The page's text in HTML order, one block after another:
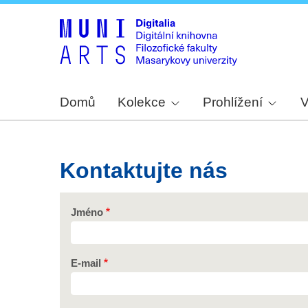
Domů Kolekce Prohlížení
Kontaktujte nás
Jméno
E-mail